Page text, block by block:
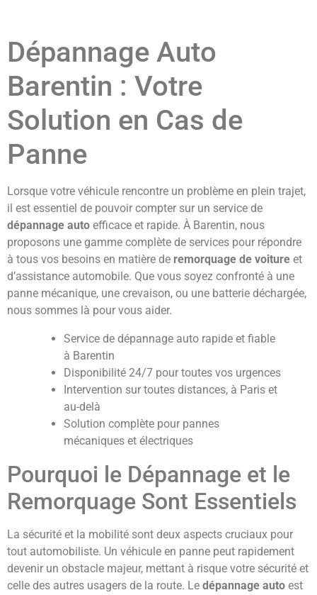
Dépannage Auto
Barentin : Votre
Solution en Cas de
Panne
Lorsque votre véhicule rencontre un problème en plein trajet,
il est essentiel de pouvoir compter sur un service de
dépannage auto efficace et rapide. À Barentin, nous
proposons une gamme complète de services pour répondre
à tous vos besoins en matière de remorquage de voiture et
d’assistance automobile. Que vous soyez confronté à une
panne mécanique, une crevaison, ou une batterie déchargée,
nous sommes là pour vous aider.
Service de dépannage auto rapide et fiable
à Barentin
Disponibilité 24/7 pour toutes vos urgences
Intervention sur toutes distances, à Paris et
au-delà
Solution complète pour pannes
mécaniques et électriques
Pourquoi le Dépannage et le
Remorquage Sont Essentiels
La sécurité et la mobilité sont deux aspects cruciaux pour
tout automobiliste. Un véhicule en panne peut rapidement
devenir un obstacle majeur, mettant à risque votre sécurité et
celle des autres usagers de la route. Le dépannage auto est